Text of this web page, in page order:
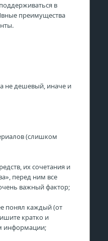
в
преимущества
не дешевый, иначе и
(слишком
их сочетания и
перед ним все
важный фактор;
понял каждый (от
кратко и
информации;